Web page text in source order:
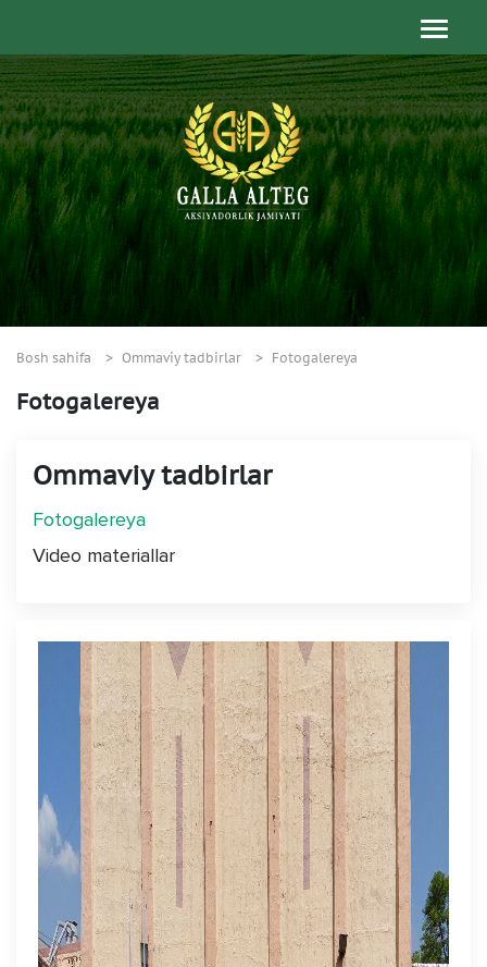
Bosh sahifa Ommaviy tadbirlar Fotogalereya
Fotogalereya
Ommaviy tadbirlar
Fotogalereya
Video materiallar